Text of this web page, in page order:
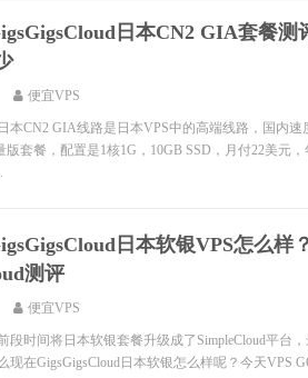
日本CN2 GIA套餐测
便宜VPS
本CN2 GIA线路是日本VPS中的高端线路，国内
套餐，配置是1核1G，10GB SSD，月付22美元，
日本软银VPS怎么样
测评
便宜VPS
段时间将日本软银套餐升级成了SimpleCloud平台
现在GigsGigsCloud日本软银怎么样呢？今天VPS